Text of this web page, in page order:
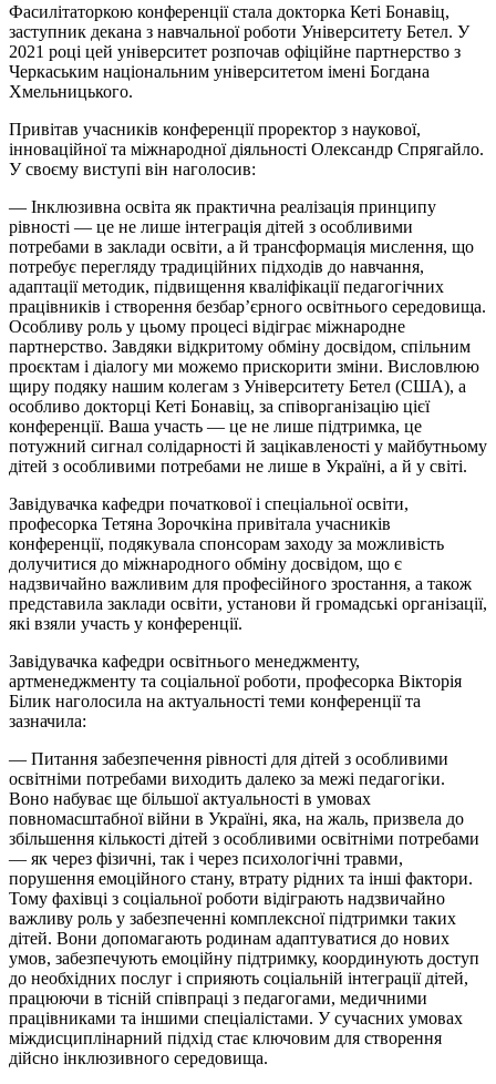
Фасилітаторкою конференції стала докторка Кеті Бонавіц,
заступник декана з навчальної роботи Університету Бетел. У
2021 році цей університет розпочав офіційне партнерство з
Черкаським національним університетом імені Богдана
Хмельницького.
Привітав учасників конференції проректор з наукової,
інноваційної та міжнародної діяльності Олександр Спрягайло.
У своєму виступі він наголосив:
— Інклюзивна освіта як практична реалізація принципу
рівності — це не лише інтеграція дітей з особливими
потребами в заклади освіти, а й трансформація мислення, що
потребує перегляду традиційних підходів до навчання,
адаптації методик, підвищення кваліфікації педагогічних
працівників і створення безбар’єрного освітнього середовища.
Особливу роль у цьому процесі відіграє міжнародне
партнерство. Завдяки відкритому обміну досвідом, спільним
проєктам і діалогу ми можемо прискорити зміни. Висловлюю
щиру подяку нашим колегам з Університету Бетел (США), а
особливо докторці Кеті Бонавіц, за співорганізацію цієї
конференції. Ваша участь — це не лише підтримка, це
потужний сигнал солідарності й зацікавленості у майбутньому
дітей з особливими потребами не лише в Україні, а й у світі.
Завідувачка кафедри початковоїі спеціальної освіти,
професорка Тетяна Зорочкіна привітала учасників
конференції, подякувала спонсорам заходу за можливість
долучитися до міжнародного обміну досвідом, що є
надзвичайно важливим для професійного зростання, а також
представила заклади освіти, установи й громадські організації,
які взяли участь у конференції.
Завідувачка кафедри освітнього менеджменту,
артменеджменту та соціальної роботи, професорка Вікторія
Білик наголосила на актуальності теми конференції та
зазначила:
— Питання забезпечення рівності для дітей з особливими
освітніми потребами виходить далеко за межі педагогіки.
Воно набуває ще більшої актуальності в умовах
повномасштабної війни в Україні, яка, на жаль, призвела до
збільшення кількості дітей з особливими освітніми потребами
— як через фізичні, так і через психологічні травми,
порушення емоційного стану, втрату рідних та інші фактори.
Тому фахівці з соціальної роботи відіграють надзвичайно
важливу роль у забезпеченні комплексної підтримки таких
дітей. Вони допомагають родинам адаптуватися до нових
умов, забезпечують емоційну підтримку, координують доступ
до необхідних послуг і сприяють соціальній інтеграції дітей,
працюючи в тісній співпраці з педагогами, медичними
працівниками та іншими спеціалістами. У сучасних умовах
міждисциплінарний підхід стає ключовим для створення
дійсно інклюзивного середовища.